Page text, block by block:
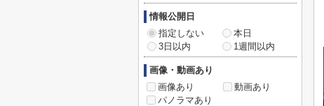
情報公開日
指定しない
本日
3日以内
1週間以内
画像・動画あり
画像あり
動画あり
パノラマあり